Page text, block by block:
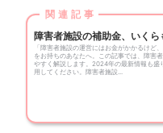
障害者施設の補助金、いく
「障害者施設の運営にはお金がかかるけど
をお持ちのあなたへ。この記事では、障害
やすく解説します。2024年の最新情報も盛
用してください。障害者施設...